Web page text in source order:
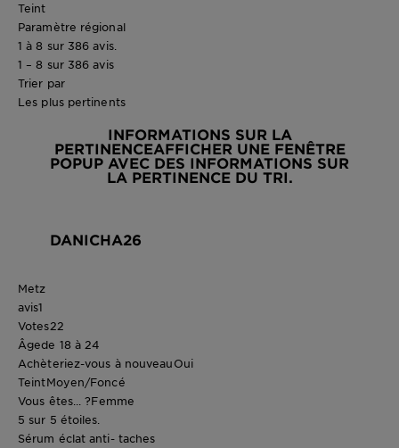
Teint
Paramètre régional
1 à 8 sur 386 avis.
1 – 8 sur 386 avis
Trier par
Les plus pertinents
INFORMATIONS SUR LA
PERTINENCEAFFICHER UNE FENÊTRE
POPUP AVEC DES INFORMATIONS SUR
LA PERTINENCE DU TRI.
DANICHA26
Metz
avis1
Votes22
Âgede 18 à 24
Achèteriez-vous à nouveauOui
TeintMoyen/Foncé
Vous êtes... ?Femme
5 sur 5 étoiles.
Sérum éclat anti- taches